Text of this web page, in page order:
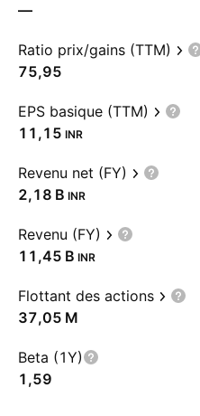
—
Ratio prix/gains (TTM)
75,95
EPS basique (TTM)
11,15 INR
Revenu net (FY)
‪2,18 B‬ INR
Revenu (FY)
‪11,45 B‬ INR
Flottant des actions
‪37,05 M‬
Beta (1Y)
1,59